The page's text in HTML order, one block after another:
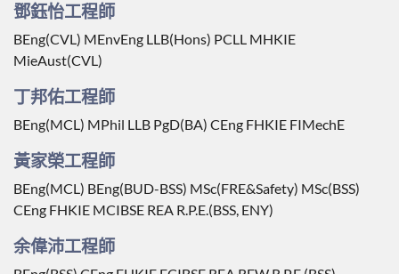
鄧鈺怡工程師
BEng(CVL) MEnvEng LLB(Hons) PCLL MHKIE
MieAust(CVL)
丁邦佑工程師
BEng(MCL) MPhil LLB PgD(BA) CEng FHKIE FIMechE
黃家榮工程師
BEng(MCL) BEng(BUD-BSS) MSc(FRE&Safety) MSc(BSS)
CEng FHKIE MCIBSE REA R.P.E.(BSS, ENY)
余偉沛工程師